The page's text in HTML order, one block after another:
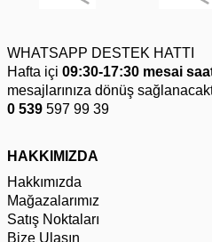
WHATSAPP DESTEK HATTI
Hafta içi 09:30-17:30 mesai
mesajlarınıza dönüş
0 539 597 99 39
HAKKIMIZDA
Hakkımızda
Mağazalarımız
Satış Noktaları
Bize Ulaşın